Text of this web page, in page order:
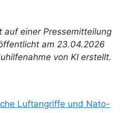
auf einer Pressemitteilung
am 23.04.2026
von KI erstellt.
Luftangriffe und Nato-